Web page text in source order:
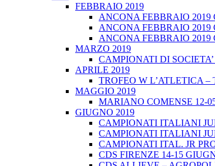
FEBBRAIO 2019
ANCONA FEBBRAIO 2019
ANCONA FEBBRAIO 2019
ANCONA FEBBRAIO
MARZO 2019
CAMPIONATI DI
APRILE 2019
TROFEO W L’ATLETICA
MAGGIO 2019
MARIANO COMENSE 12-
GIUGNO 2019
CAMPIONATI ITALIANI
CAMPIONATI ITALIANI
CAMPIONATI ITAL. JR
CDS FIRENZE 14-15